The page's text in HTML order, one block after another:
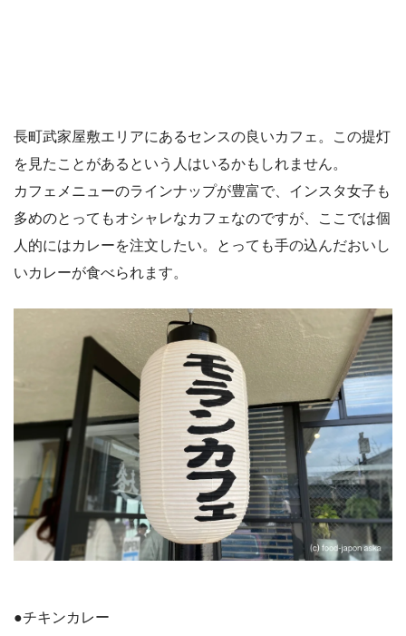
長町武家屋敷エリアにあるセンスの良いカフェ。この提灯
を見たことがあるという人はいるかもしれません。
カフェメニューのラインナップが豊富で、インスタ女子も
多めのとってもオシャレなカフェなのですが、ここでは個
人的にはカレーを注文したい。とっても手の込んだおいし
いカレーが食べられます。
●チキンカレー